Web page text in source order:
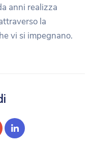
anni realizza
la
vi si impegnano.